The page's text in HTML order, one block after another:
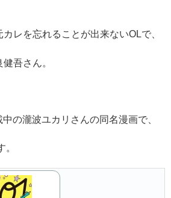
レを忘れることが出来ないOLで、
吾さん。
の瀧波ユカリさんの同名漫画で、